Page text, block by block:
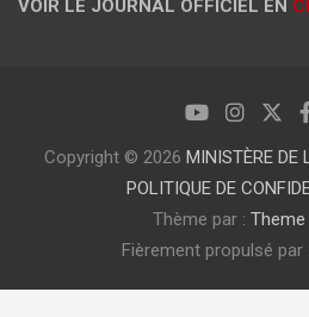
VOIR LE JOURNAL OFFICIEL EN
Copyright © 2026 MINISTÈRE DE
POLITIQUE DE
Thème par :
Fièrement propulsé par :